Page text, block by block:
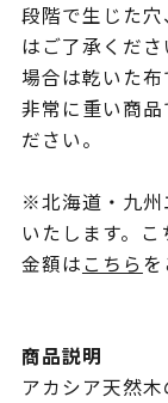
段階で生じた
はご了承くだ
場合は乾いた布
非常に重い商
ださい。
※北海道・九州
いたします。こ
金額はこちらを
商品説明
アカシア天然